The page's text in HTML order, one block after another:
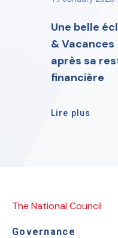
Une belle
& Vacances
après sa
financière
Lire plus
The National Council
Governance